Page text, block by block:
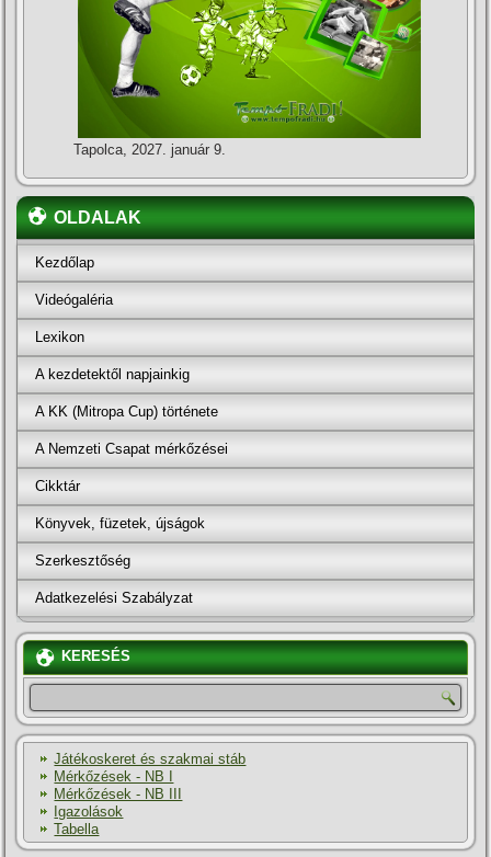
Tapolca, 2027. január 9.
OLDALAK
Kezdőlap
Videógaléria
Lexikon
A kezdetektől napjainkig
A KK (Mitropa Cup) története
A Nemzeti Csapat mérkőzései
Cikktár
Könyvek, füzetek, újságok
Szerkesztőség
Adatkezelési Szabályzat
KERESÉS
Játékoskeret és szakmai stáb
Mérkőzések - NB I
Mérkőzések - NB III
Igazolások
Tabella